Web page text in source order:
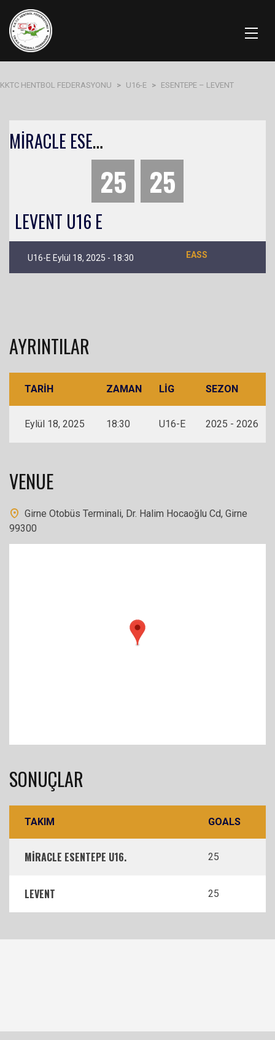
KKTC HENTBOL FEDERASYONU > U16-E > ESENTEPE – LEVENT
M
İRACLE ESENTEPE U16
25 25
LEVENT U16 E
U16-E Eylül 18, 2025 - 18:30 EASS
AYRINTILAR
TARIH ZAMAN LIG SEZON
Eylül 18, 2025 18:30 U16-E 2025 - 2026
VENUE
Girne Otobüs Terminali, Dr. Halim Hocaoğlu Cd, Girne
99300
SONUÇLAR
TAKIM GOALS
MİRACLE ESENTEPE U16. 25
LEVENT 25